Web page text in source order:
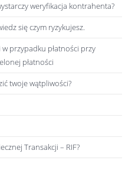
weryfikacja kontrahenta?
się czym ryzykujesz.
przypadku płatności przy
płatności
twoje wątpliwości?
Transakcji – RIF?